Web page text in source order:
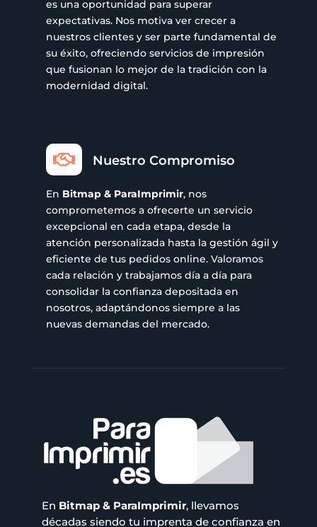
es una oportunidad para superar
expectativas. Nos motiva ver crecer a
nuestros clientes y ser parte fundamental de
su éxito, ofreciendo servicios de impresión
que fusionan lo mejor de la tradición con la
modernidad digital.
 Nuestro Compromiso
En Bitmap & ParaImprimir, nos
comprometemos a ofrecerte un servicio
excepcional en cada etapa, desde la
atención personalizada hasta la gestión ágil y
eficiente de tus pedidos online. Valoramos
cada relación y trabajamos día a día para
consolidar la confianza depositada en
nosotros, adaptándonos siempre a las
nuevas demandas del mercado.
En Bitmap & ParaImprimir, llevamos
décadas siendo tu imprenta de confianza en